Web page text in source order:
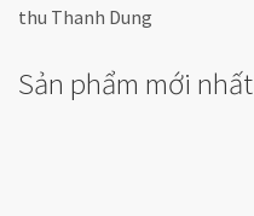
thu Thanh Dung
Sản phẩm mới nhất